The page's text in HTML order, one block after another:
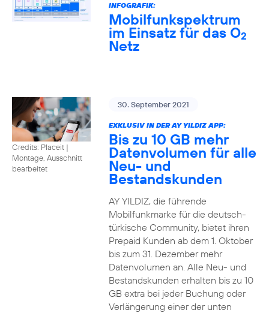
INFOGRAFIK:
Mobilfunkspektrum
im Einsatz für das O2
Netz
Credits: Placeit |
Montage, Ausschnitt
bearbeitet
30. September 2021
EXKLUSIV IN DER AY YILDIZ APP:
Bis zu 10 GB mehr
Datenvolumen für alle
Neu- und
Bestandskunden
AY YILDIZ, die führende
Mobilfunkmarke für die deutsch-
türkische Community, bietet ihren
Prepaid Kunden ab dem 1. Oktober
bis zum 31. Dezember mehr
Datenvolumen an. Alle Neu- und
Bestandskunden erhalten bis zu 10
GB extra bei jeder Buchung oder
Verlängerung einer der unten